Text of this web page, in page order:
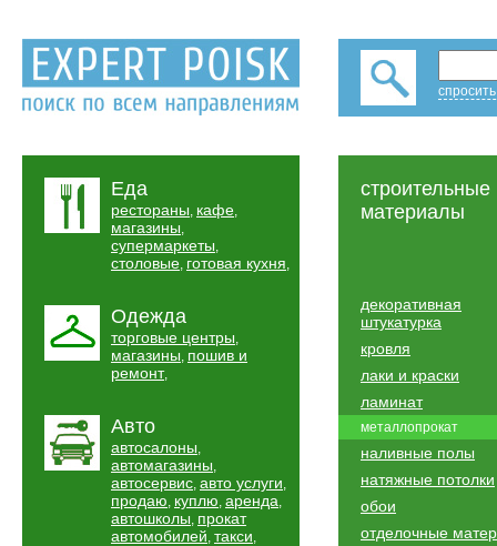
Еда
рестораны, кафе,
магазины,
супермаркеты,
столовые, готовая кухня,
Одежда
торговые центры,
магазины, пошив и
ремонт,
Авто
автосалоны,
автомагазины,
автосервис, авто услуги,
продаю, куплю, аренда,
автошколы, прокат
автомобилей, такси,
строительные
материалы
декоративная
штукатурка
кровля
лаки и краски
ламинат
металлопрокат
наливные полы
натяжные потолки
обои
отделочные